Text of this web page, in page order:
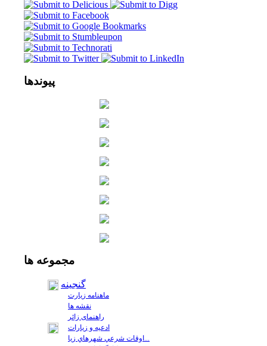
پیوندها
مجموعه ها
گنجینه
ماهنامه زیارت
نقشه ها
راهنمای زائر
ادعیه و زیارات